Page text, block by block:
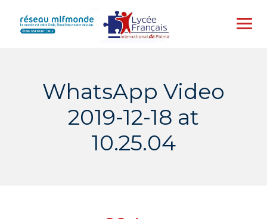
content
WhatsApp Video
2019-12-18 at
10.25.04